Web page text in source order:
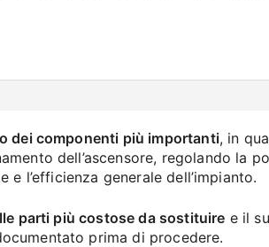
dei componenti più importanti, in
dell’ascensore, regolando la
e l’efficienza generale dell’impianto.
parti più costose da sostituire e il
prima di procedere.